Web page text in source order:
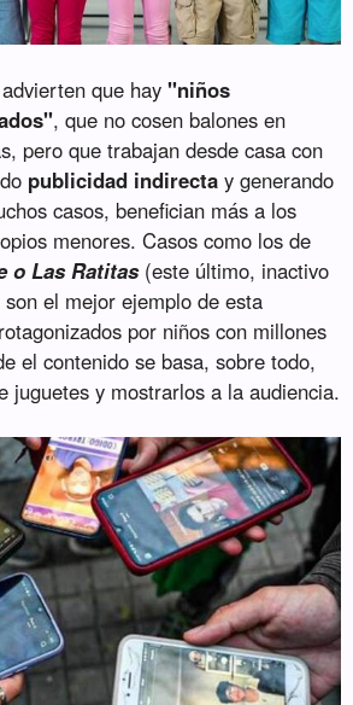
que hay"niños
, que no cosen balones en
pero que trabajan desde casa con
publicidad indirecta y generando
casos, benefician más a los
menores. Casos como los de
o Las Ratitas(este último, inactivo
el mejor ejemplo de esta
por niños con millones
el contenido se basa, sobre todo,
juguetes y mostrarlos a la audiencia.